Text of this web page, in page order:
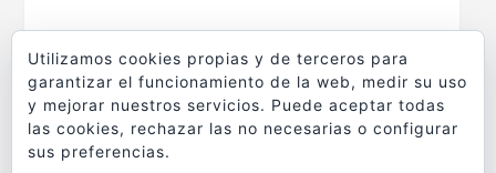
Marina Bay, el nuevo Singapur
El río Singapur desemboca en la laguna de la
Marina Baydonde se encuentra la famosa
fuente del Merlion
Utilizamos cookies propias y de terceros para
garantizar el funcionamiento de la web, medir su uso
y mejorar nuestros servicios. Puede aceptar todas
las cookies, rechazar las no necesarias o configurar
sus preferencias.